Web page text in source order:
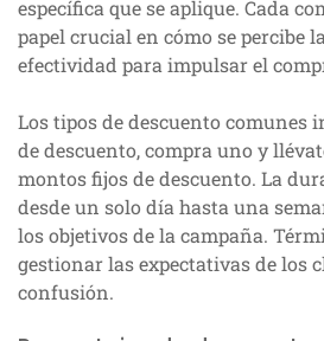
específica que se aplique. Cada
papel crucial en cómo se percibe
efectividad para impulsar el
Los tipos de descuento comunes
de descuento, compra uno y
montos fijos de descuento. La
desde un solo día hasta una
los objetivos de la campaña.
gestionar las expectativas de los
confusión.